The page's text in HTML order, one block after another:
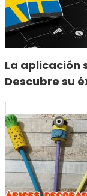
La aplicación
Descubre su